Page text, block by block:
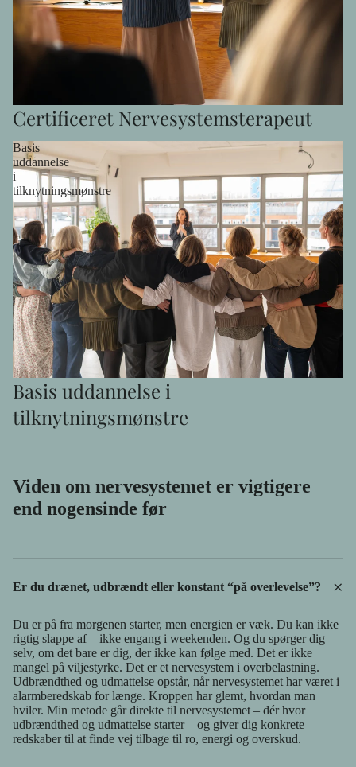
Certificeret Nervesystemsterapeut
Basis
uddannelse
i
tilknytningsmønstre
Basis uddannelse i
tilknytningsmønstre
Viden om nervesystemet er vigtigere
end nogensinde før
Er du drænet, udbrændt eller konstant “på overlevelse”? +
Du er på fra morgenen starter, men energien er væk. Du kan ikke
rigtig slappe af – ikke engang i weekenden. Og du spørger dig
selv, om det bare er dig, der ikke kan følge med. Det er ikke
mangel på viljestyrke. Det er et nervesystem i overbelastning.
Udbrændthed og udmattelse opstår, når nervesystemet har været i
alarmberedskab for længe. Kroppen har glemt, hvordan man
hviler. Min metode går direkte til nervesystemet – dér hvor
udbrændthed og udmattelse starter – og giver dig konkrete
redskaber til at finde vej tilbage til ro, energi og overskud.